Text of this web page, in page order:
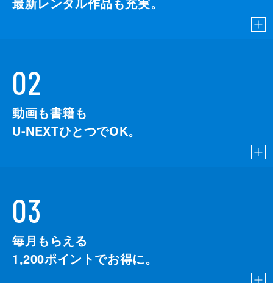
02
動画も書籍も
U-NEXTひとつでOK。
03
毎月もらえる
1,200ポイントでお得に。